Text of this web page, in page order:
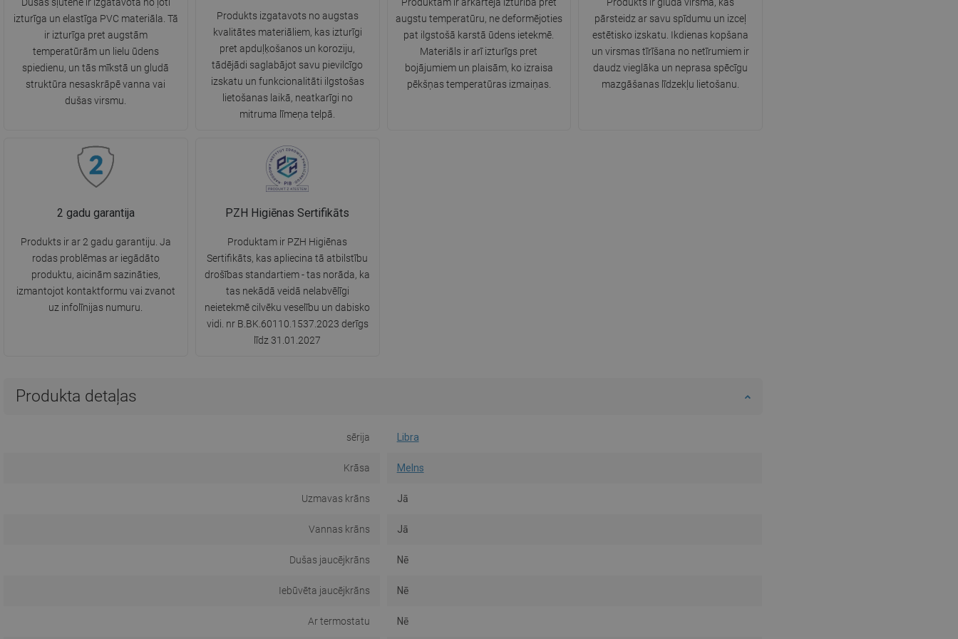
izturīga un elastīga PVC materiāla. Tā
ir izturīga pret augstām
temperatūrām un lielu ūdens
spiedienu, un tās mīkstā un gludā
struktūra nesaskrāpē vanna vai
dušas virsmu.
Produkts izgatavots no augstas
kvalitātes materiāliem, kas izturīgi
pret apduļķošanos un koroziju,
tādējādi saglabājot savu pievilcīgo
izskatu un funkcionalitāti ilgstošas
lietošanas laikā, neatkarīgi no
mitruma līmeņa telpā.
augstu temperatūru, ne deformējoties
pat ilgstošā karstā ūdens ietekmē.
Materiāls ir arī izturīgs pret
bojājumiem un plaisām, ko izraisa
pēkšņas temperatūras izmaiņas.
pārsteidz ar savu spīdumu un izceļ
estētisko izskatu. Ikdienas kopšana
un virsmas tīrīšana no netīrumiem ir
daudz vieglāka un neprasa spēcīgu
mazgāšanas līdzekļu lietošanu.
2 gadu garantija
Produkts ir ar 2 gadu garantiju. Ja
rodas problēmas ar iegādāto
produktu, aicinām sazināties,
izmantojot kontaktformu vai zvanot
uz infolīnijas numuru.
PZH Higiēnas Sertifikāts
Produktam ir PZH Higiēnas
Sertifikāts, kas apliecina tā atbilstību
drošības standartiem - tas norāda, ka
tas nekādā veidā nelabvēlīgi
neietekmē cilvēku veselību un dabisko
vidi. nr B.BK.60110.1537.2023 derīgs
līdz 31.01.2027
Produkta detaļas
sērija Libra
Krāsa Melns
Uzmavas krāns Jā
Vannas krāns Jā
Dušas jaucējkrāns Nē
Iebūvēta jaucējkrāns Nē
Ar termostatu Nē
SWEDISH
FINNISH
PORTUGUESE